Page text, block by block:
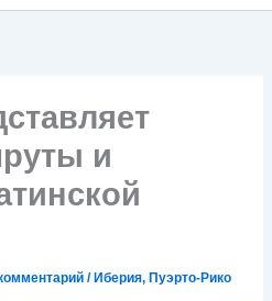
и
/ Иберия, Пуэрто-Рико